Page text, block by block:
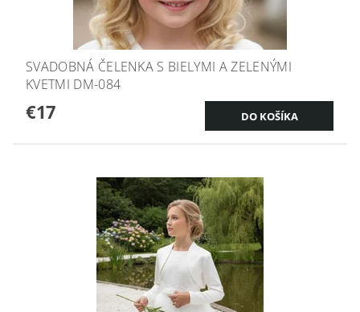
SVADOBNÁ ČELENKA S BIELYMI A ZELENÝMI
KVETMI DM-084
€17